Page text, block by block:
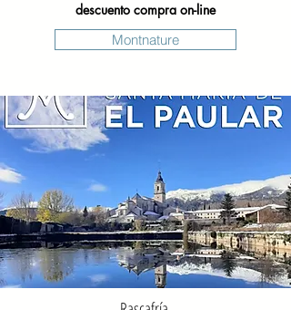
descuento compra on-line
Montnature